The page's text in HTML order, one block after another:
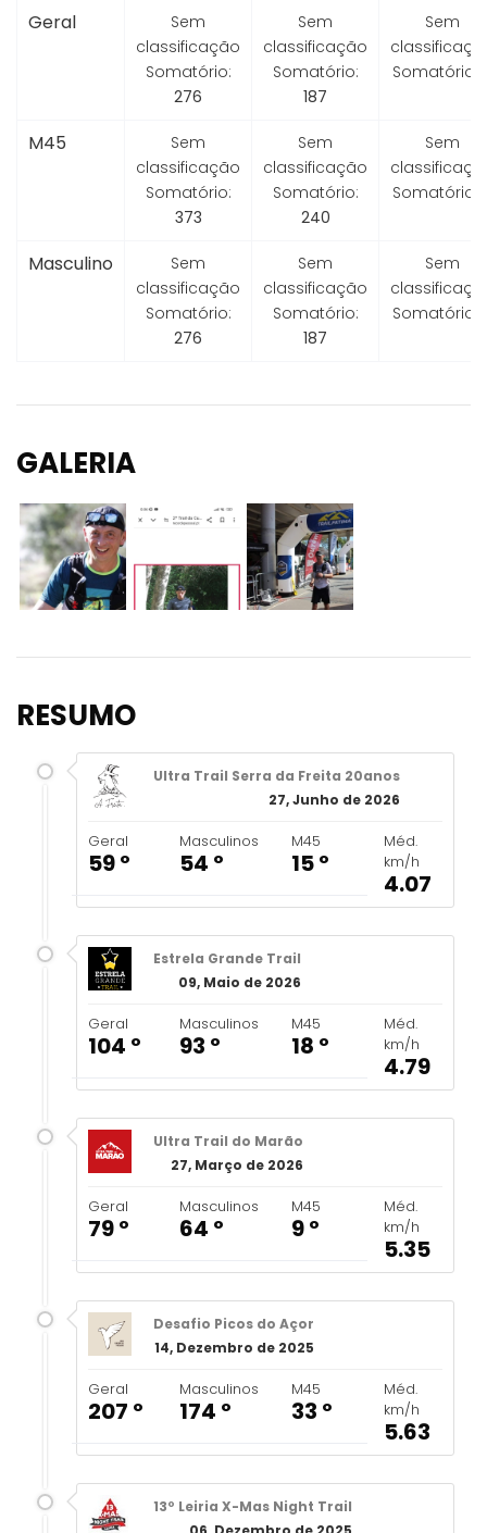
Geral
Sem
classificação
Somatório:
276
Sem
classificação
Somatório:
187
Sem
Somatório:
M45
Sem
classificação
Somatório:
373
Sem
classificação
Somatório:
240
Sem
Somatório:
Masculino
Sem
classificação
Somatório:
276
Sem
classificação
Somatório:
187
Sem
Somatório:
GALERIA
RESUMO
Ultra Trail Serra da Freita 20anos
27, Junho de 2026
Geral
59 º
Masculinos
54 º
M45
15 º
Méd.
km/h
4.07
Estrela Grande Trail
09, Maio de 2026
Geral
104 º
Masculinos
93 º
M45
18 º
Méd.
km/h
4.79
Ultra Trail do Marão
27, Março de 2026
Geral
79 º
Masculinos
64 º
M45
9 º
Méd.
km/h
5.35
Desafio Picos do Açor
14, Dezembro de 2025
Geral
207 º
Masculinos
174 º
M45
33 º
Méd.
km/h
5.63
13º Leiria X-Mas Night Trail